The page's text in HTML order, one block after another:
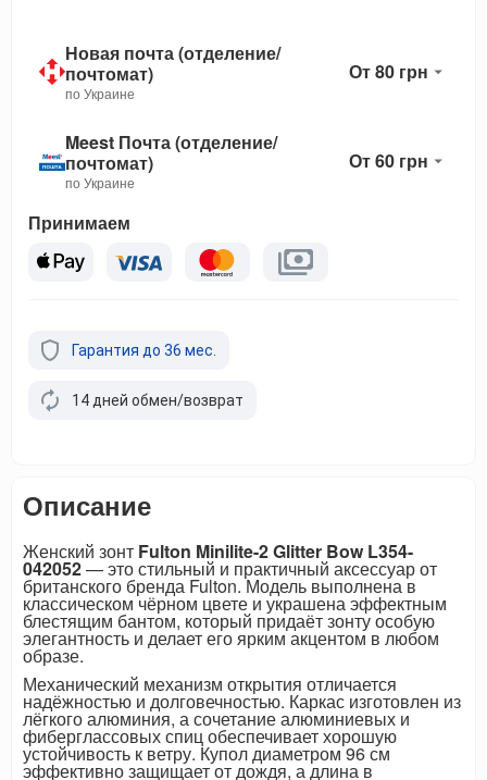
Новая почта (отделение/
почтомат)
по Украине
От 80 грн
Meest Почта (отделение/
почтомат)
по Украине
От 60 грн
Принимаем
Гарантия до 36 мес.
14 дней обмен/возврат
Описание
Женский зонт Fulton Minilite-2 Glitter Bow L354-
042052— это стильный и практичный аксессуар от
британского бренда Fulton. Модель выполнена в
классическом чёрном цвете и украшена эффектным
блестящим бантом, который придаёт зонту особую
элегантность и делает его ярким акцентом в любом
образе.
Механический механизм открытия отличается
надёжностью и долговечностью. Каркас изготовлен из
лёгкого алюминия, а сочетание алюминиевых и
фиберглассовых спиц обеспечивает хорошую
устойчивость к ветру. Купол диаметром 96 см
эффективно защищает от дождя, а длина в